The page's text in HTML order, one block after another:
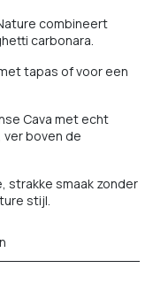
combineert
carbonara.
tapas of voor een
Cava met echt
ver boven de
strakke smaak zonder
stijl.